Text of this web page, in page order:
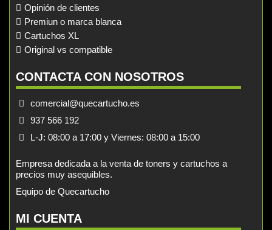
Opinión de clientes
Premiun o marca blanca
Cartuchos XL
Original vs compatible
CONTACTA CON NOSOTROS
comercial@quecartucho.es
937 566 192
L-J: 08:00 a 17:00 y Viernes: 08:00 a 15:00
Empresa dedicada a la venta de toners y cartuchos a
precios muy asequibles.
Equipo de Quecartucho
MI CUENTA